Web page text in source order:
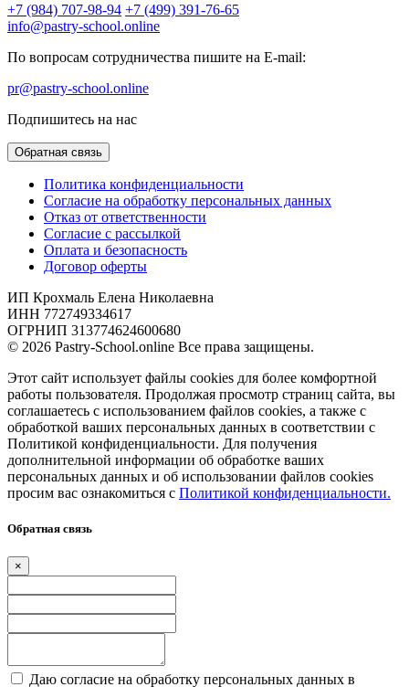
+7 (984) 707-98-94 +7 (499) 391-76-65
info@pastry-school.online
По вопросам сотрудничества пишите на E-mail:
pr@pastry-school.online
Подпишитесь на нас
Обратная связь
Политика конфиденциальности
Согласие на обработку персональных данных
Отказ от ответственности
Согласие с рассылкой
Оплата и безопасность
Договор оферты
ИП Крохмаль Елена Николаевна
ИНН 772749334617
ОГРНИП 313774624600680
© 2026 Pastry-School.online Все права защищены.
Этот сайт использует файлы cookies для более комфортной
работы пользователя. Продолжая просмотр страниц сайта, вы
соглашаетесь с использованием файлов cookies, а также с
обработкой ваших персональных данных в соответствии с
Политикой конфиденциальности. Для получения
дополнительной информации об обработке ваших
персональных данных и об использовании файлов cookies
просим вас ознакомиться с Политикой конфиденциальности.
Обратная связь
×
Даю согласие на обработку персональных данных в